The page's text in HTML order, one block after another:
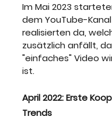
Im Mai 2023
dem YouTube-
realisierten da,
zusätzlich anfällt,
"einfaches" Video
ist.
April 2022: Erste
Trends